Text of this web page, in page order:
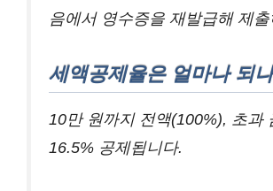
음에서 영수증을 재발급해 제출
세액공제율은 얼마나 되
10만 원까지 전액(100%), 초과
16.5% 공제됩니다.